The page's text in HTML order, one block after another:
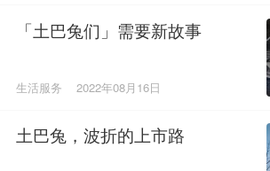
「土巴兔们」需要新故事
生活服务 2022年08月16日
土巴兔，波折的上市路